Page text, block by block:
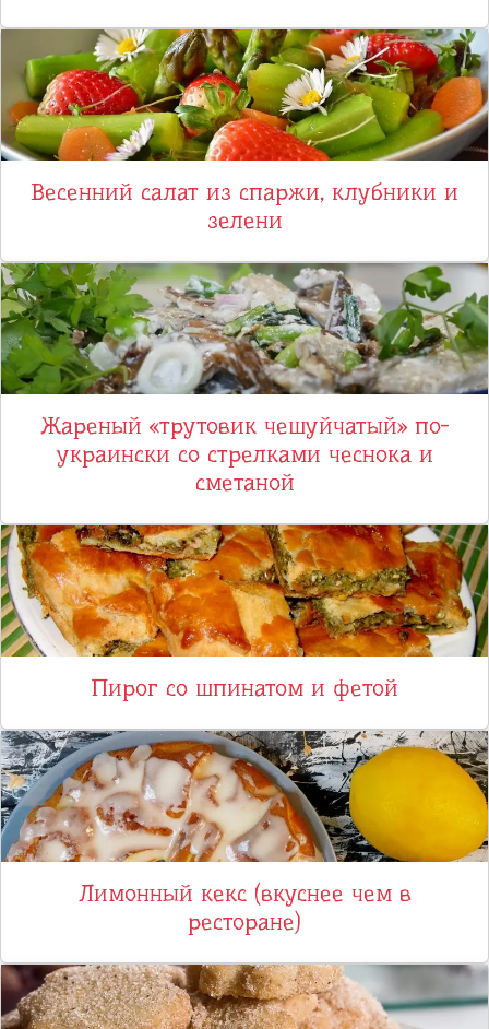
Весенний салат из спаржи, клубники и
зелени
Жареный «трутовик чешуйчатый» по-
украински со стрелками чеснока и
сметаной
Пирог со шпинатом и фетой
Лимонный кекс (вкуснее чем в
ресторане)